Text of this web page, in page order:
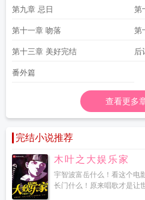
第九章 忌日 第
第十一章 吻落 第
第十三章 美好完结 后
番外篇
查看更多
完结小说推荐
木叶之大娱乐家
宇智波富岳什么！看这个电
长门什么！原来唱歌才是让